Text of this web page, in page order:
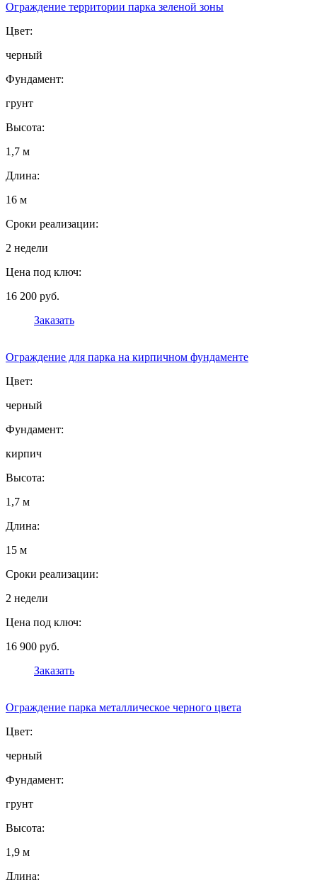
Ограждение территории парка зеленой зоны
Цвет:
черный
Фундамент:
грунт
Высота:
1,7 м
Длина:
16 м
Сроки реализации:
2 недели
Цена под ключ:
16 200 руб.
Заказать
Ограждение для парка на кирпичном фундаменте
Цвет:
черный
Фундамент:
кирпич
Высота:
1,7 м
Длина:
15 м
Сроки реализации:
2 недели
Цена под ключ:
16 900 руб.
Заказать
Ограждение парка металлическое черного цвета
Цвет:
черный
Фундамент:
грунт
Высота:
1,9 м
Длина: